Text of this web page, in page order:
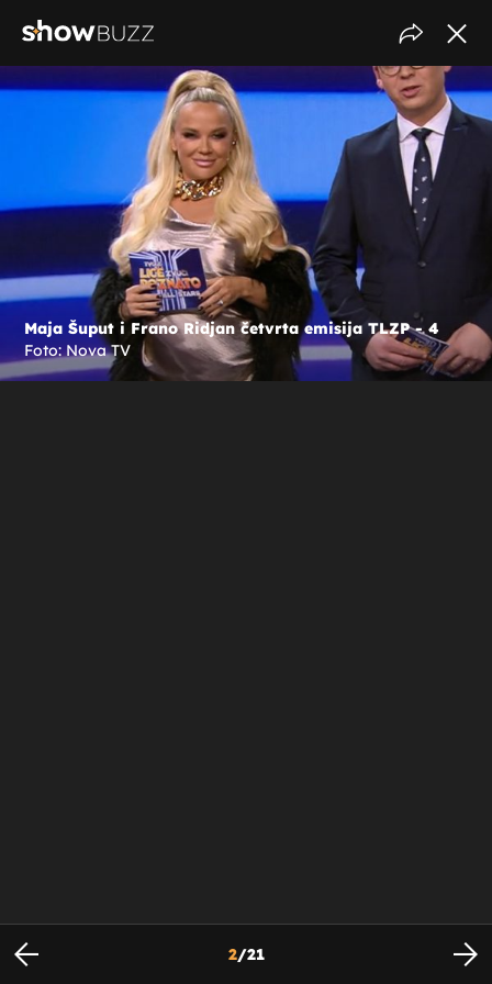
Maja Šuput i Frano Ridjan četvrta emisija TLZP - 4
Foto: Nova TV
2/21